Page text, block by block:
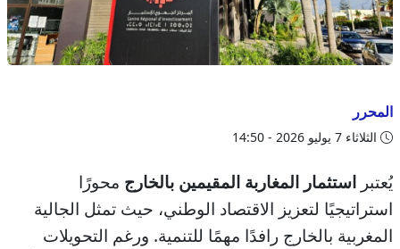
المحرر
الثلاثاء 7 يوليو 2026 - 14:50
يُعتبر استثمار المغاربة المقيمين بالخارج محورًا
استراتيجيًا لتعزيز الاقتصاد الوطني، حيث تمثل الجالية
المغربية بالخارج رافدًا مهمًا للتنمية. ورغم التحويلات